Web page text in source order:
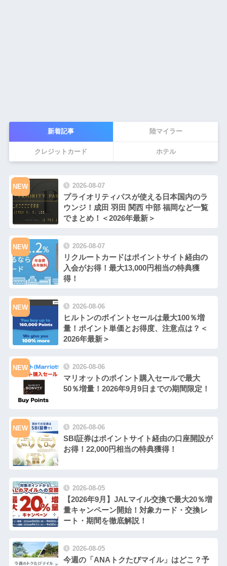
新着記事 陸マイラー
クレジットカード ホテル
2026-08-07
プライオリティパスが使える日本国内のラ
ウンジ！成田 羽田 関西 中部 福岡など一覧
でまとめ！＜2026年最新＞
NEW
2026-08-07
リクルートカードはポイントサイト経由の
入会がお得！最大13,000円相当の特典獲
得！
NEW
2026-08-06
ヒルトンのポイントセールは最大100％増
量！ポイント単価とお得度、注意点は？＜
2026年最新＞
NEW
2026-08-06
マリオットのポイント購入セールで最大
50％増量！2026年9月9日までの期間限定！
NEW
2026-08-06
SBI証券はポイントサイト経由の口座開設が
お得！22,000円相当の特典獲得！
NEW
2026-08-05
【2026年9月】JALマイル交換で最大20％増
量キャンペーン開始！対象カード・交換レ
ート・期間を徹底解説！
2026-08-05
今週の「ANAトクたびマイル」はどこ？予